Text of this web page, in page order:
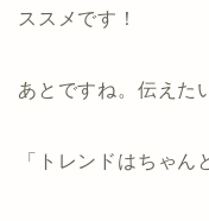
ススメです！
あとですね。伝えた
「トレンドはちゃん